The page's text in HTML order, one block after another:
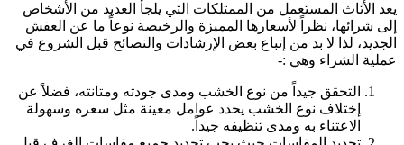
يعد الأثاث المستعمل من الممتلكات التي يلجأ العديد من الأشخاص
إلى شرائها، نظراً لأسعارها المميزة والرخيصة نوعاً ما عن العفش
الجديد، لذا لا بد من إتباع بعض الإرشادات والنصائح قبل الشروع في
عملية الشراء وهي :-
التحقق جيداً من نوع الخشب ومدى جودته ومتانته، فضلاً عن
إختلاف نوع الخشب يحدد عوامل معينة مثل سعره وسهولة
الاعتناء به ومدى تنظيفه جيداً.